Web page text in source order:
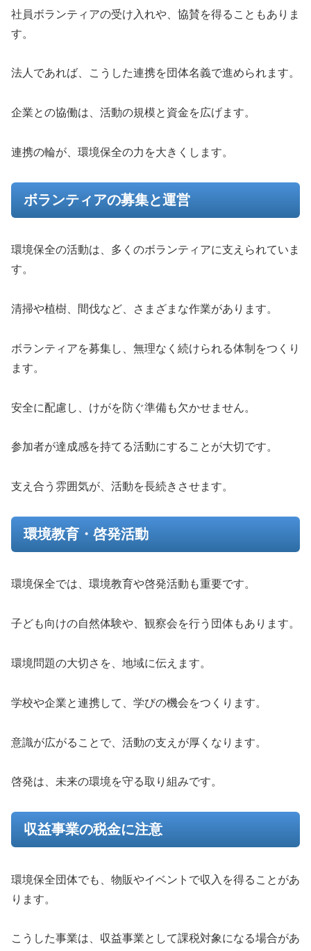
社員ボランティアの受け入れや、協賛を得ることもありま
す。
法人であれば、こうした連携を団体名義で進められます。
企業との協働は、活動の規模と資金を広げます。
連携の輪が、環境保全の力を大きくします。
ボランティアの募集と運営
環境保全の活動は、多くのボランティアに支えられていま
す。
清掃や植樹、間伐など、さまざまな作業があります。
ボランティアを募集し、無理なく続けられる体制をつくり
ます。
安全に配慮し、けがを防ぐ準備も欠かせません。
参加者が達成感を持てる活動にすることが大切です。
支え合う雰囲気が、活動を長続きさせます。
環境教育・啓発活動
環境保全では、環境教育や啓発活動も重要です。
子ども向けの自然体験や、観察会を行う団体もあります。
環境問題の大切さを、地域に伝えます。
学校や企業と連携して、学びの機会をつくります。
意識が広がることで、活動の支えが厚くなります。
啓発は、未来の環境を守る取り組みです。
収益事業の税金に注意
環境保全団体でも、物販やイベントで収入を得ることがあ
ります。
こうした事業は、収益事業として課税対象になる場合があ